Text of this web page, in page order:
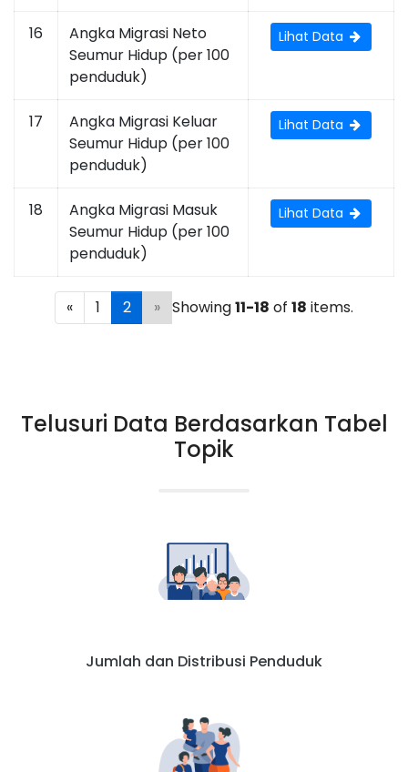
16
Angka Migrasi Neto
Seumur Hidup (per 100
penduduk)
Lihat Data
17
Angka Migrasi Keluar
Seumur Hidup (per 100
penduduk)
Lihat Data
18
Angka Migrasi Masuk
Seumur Hidup (per 100
penduduk)
Lihat Data
« 1 2 » Showing11-18 of 18 items.
Telusuri Data Berdasarkan Tabel
Topik
Jumlah dan Distribusi Penduduk